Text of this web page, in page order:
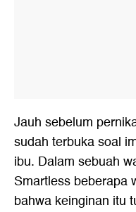
Jauh sebelum
sudah terbuka soal
ibu. Dalam sebuah
Smartless beberapa
bahwa keinginan itu